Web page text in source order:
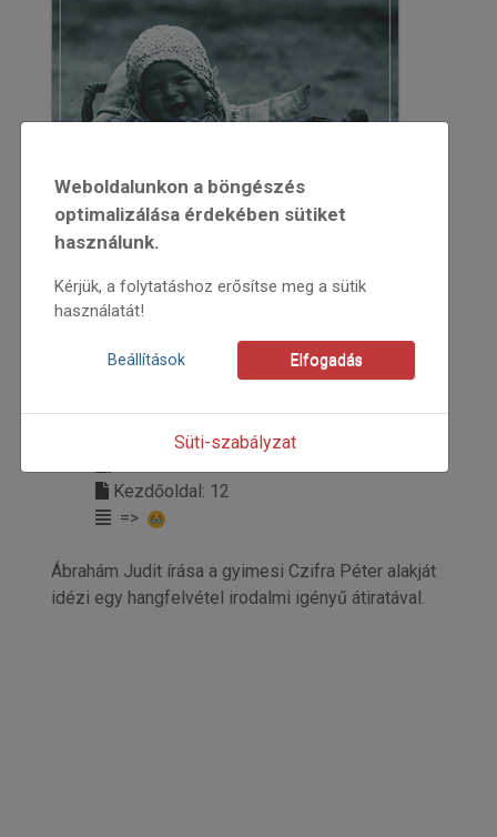
2022
2022/1
Kezdőoldal: 12
=>
Ábrahám Judit írása a gyimesi Czifra Péter alakját
idézi egy hangfelvétel irodalmi igényű átiratával.
Weboldalunkon a böngészés
optimalizálása érdekében sütiket
használunk.
Kérjük, a folytatáshoz erősítse meg a sütik
használatát!
Beállítások Elfogadás
Süti-szabályzat